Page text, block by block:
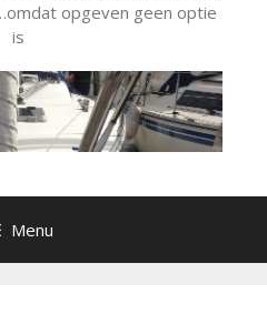
opgeven geen optie
is
Menu